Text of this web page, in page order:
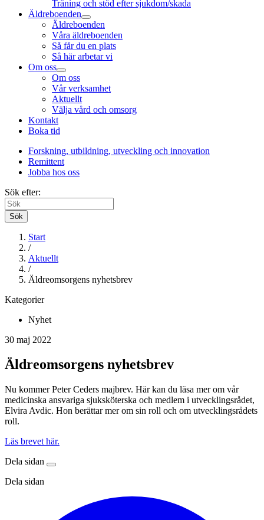
Träning och stöd efter sjukdom/skada
Äldreboenden
Äldreboenden
Våra äldreboenden
Så får du en plats
Så här arbetar vi
Om oss
Om oss
Vår verksamhet
Aktuellt
Välja vård och omsorg
Kontakt
Boka tid
Forskning, utbildning, utveckling och innovation
Remittent
Jobba hos oss
Sök efter:
Sök
Start
/
Aktuellt
/
Äldreomsorgens nyhetsbrev
Kategorier
Nyhet
30 maj 2022
Äldreomsorgens nyhetsbrev
Nu kommer Peter Ceders majbrev. Här kan du läsa mer om vår
medicinska ansvariga sjuksköterska och medlem i utvecklingsrådet,
Elvira Avdic. Hon berättar mer om sin roll och om utvecklingsrådets
roll.
Läs brevet här.
Dela sidan
Dela sidan